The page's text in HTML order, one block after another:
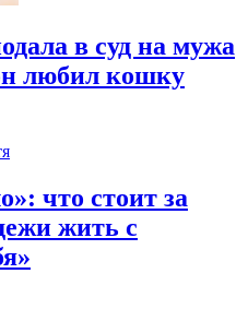
в суд на мужа
любил кошку
что стоит за
жить с